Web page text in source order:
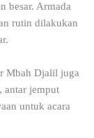
besar. Armada
rutin dilakukan
Mbah Djalil juga
antar jemput
untuk acara